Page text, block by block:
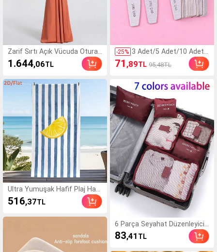
Zarif Sırtı Açık Vücuda Oturan
Maxi Yazlık Elbise, Kadın Seksi
Kolsuz Parti Gece Kulübü Düğ
1.644,06TL
Ultra Yumuşak Hafif Plaj Havl
usu, Limon Desenli, Kolay Te
mizlenen, Dayanıklı ve Çok A
Günleri, Yoga, Sörf ve Piknikle
r İçin Mükemmel
516,37TL
-25% 3 Adet/5 Adet/10 Adet/
25 Adet/50 Adet Gri İnc
e Ahşap Tırnak Törpüsü
Taraflı Yıkanabilir Zımpa
ra Törpü, Yeniden Kullan
ılabilir Tırnak Parlatıcı, D
oğal ve Akrilik Tırnaklar İ
çin Ev ve Salon Tırnak B
akım Aleti, Olmazsa Olm
az
71 ,89TL 95,48TL
6 Parça Seyahat Düzenleyici
Set, Seyahat Gereçleri, Seyah
at Aksesuarları Çantası, Seya
83,41 TL